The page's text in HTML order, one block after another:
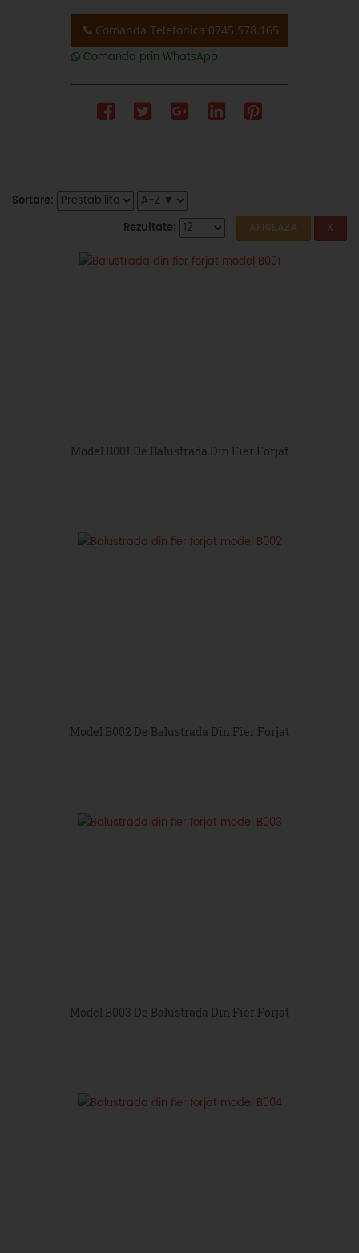
Comanda Telefonica 0745.578.165
Comanda prin WhatsApp
Sortare:
Rezultate:
Model B001 De Balustrada Din Fier Forjat
Model B002 De Balustrada Din Fier Forjat
Model B003 De Balustrada Din Fier Forjat